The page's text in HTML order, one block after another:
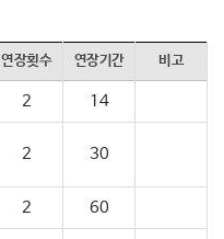
연장횟수 연장기간 비고
2 14
2 30
2 60